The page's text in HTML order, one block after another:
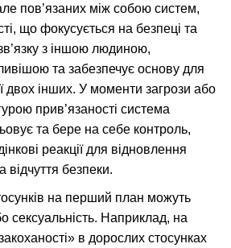
пов’язаних між собою систем,
що фокусується на безпеці та
з іншою людиною,
та забезпечує основу для
двох інших. У моменти загрози або
прив’язаності система
та бере на себе контроль,
реакції для відновлення
відчуття безпеки.
на перший план можуть
сексуальність. Наприклад, на
в дорослих стосунках